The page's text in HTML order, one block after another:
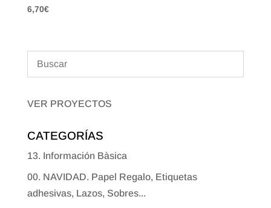
6,70€
VER PROYECTOS
CATEGORÍAS
13. Información Bàsica
00. NAVIDAD. Papel Regalo, Etiquetas
adhesivas, Lazos, Sobres...